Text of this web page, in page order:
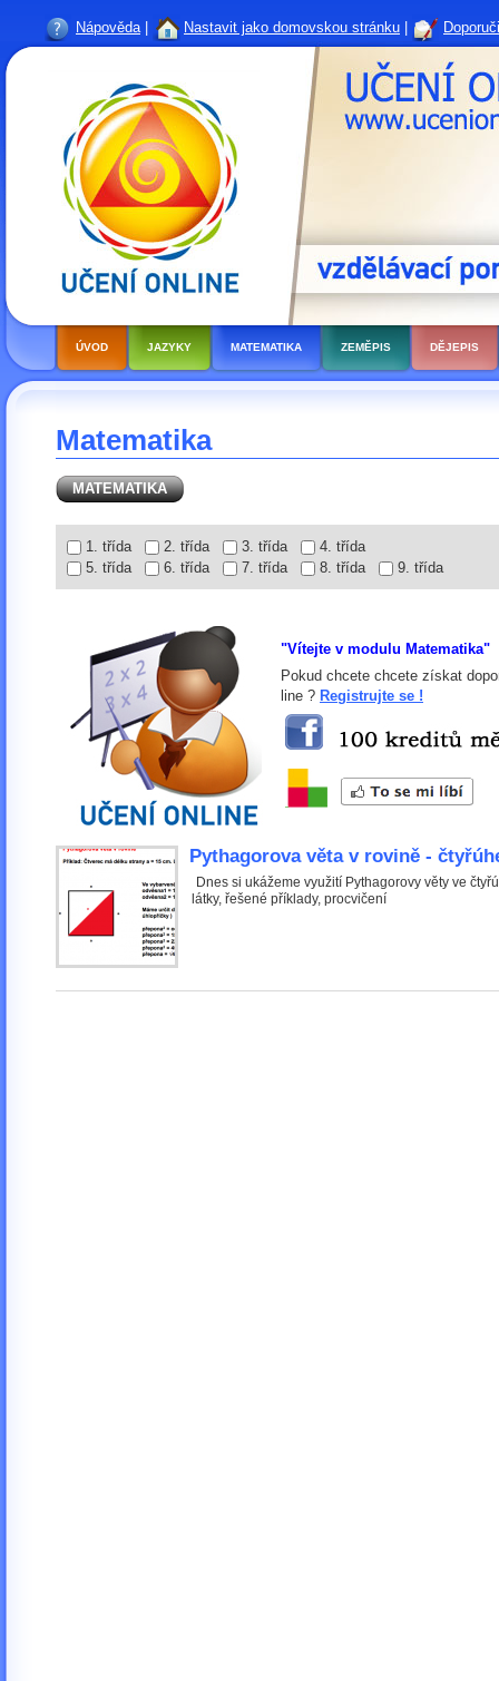
Nápověda| Nastavit jako domovskou stránku
ÚVOD JAZYKY MATEMATIKA ZEMĚPIS DĚJEPIS
Matematika
MATEMATIKA
1. třída 2. třída 3. třída
4. třída
5. třída
6. třída 7. třída 8. třída 9. třída
"Vítejte v modulu Matematika"
Pokud chcete chcete získat
line ? Registrujte se !
Pythagorova věta v rovině -
Dnes si ukážeme využití Pythagorovy věty ve
látky, řešené příklady, procvičení